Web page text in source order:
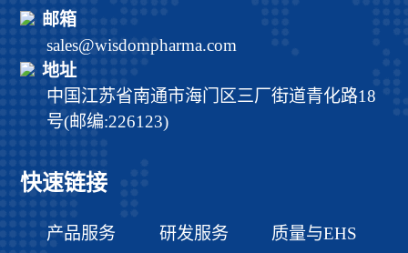
邮箱
sales@wisdompharma.com
地址
中国江苏省南通市海门区三厂街道青化路18
号(邮编:226123)
快速链接
产品服务 研发服务 质量与EHS